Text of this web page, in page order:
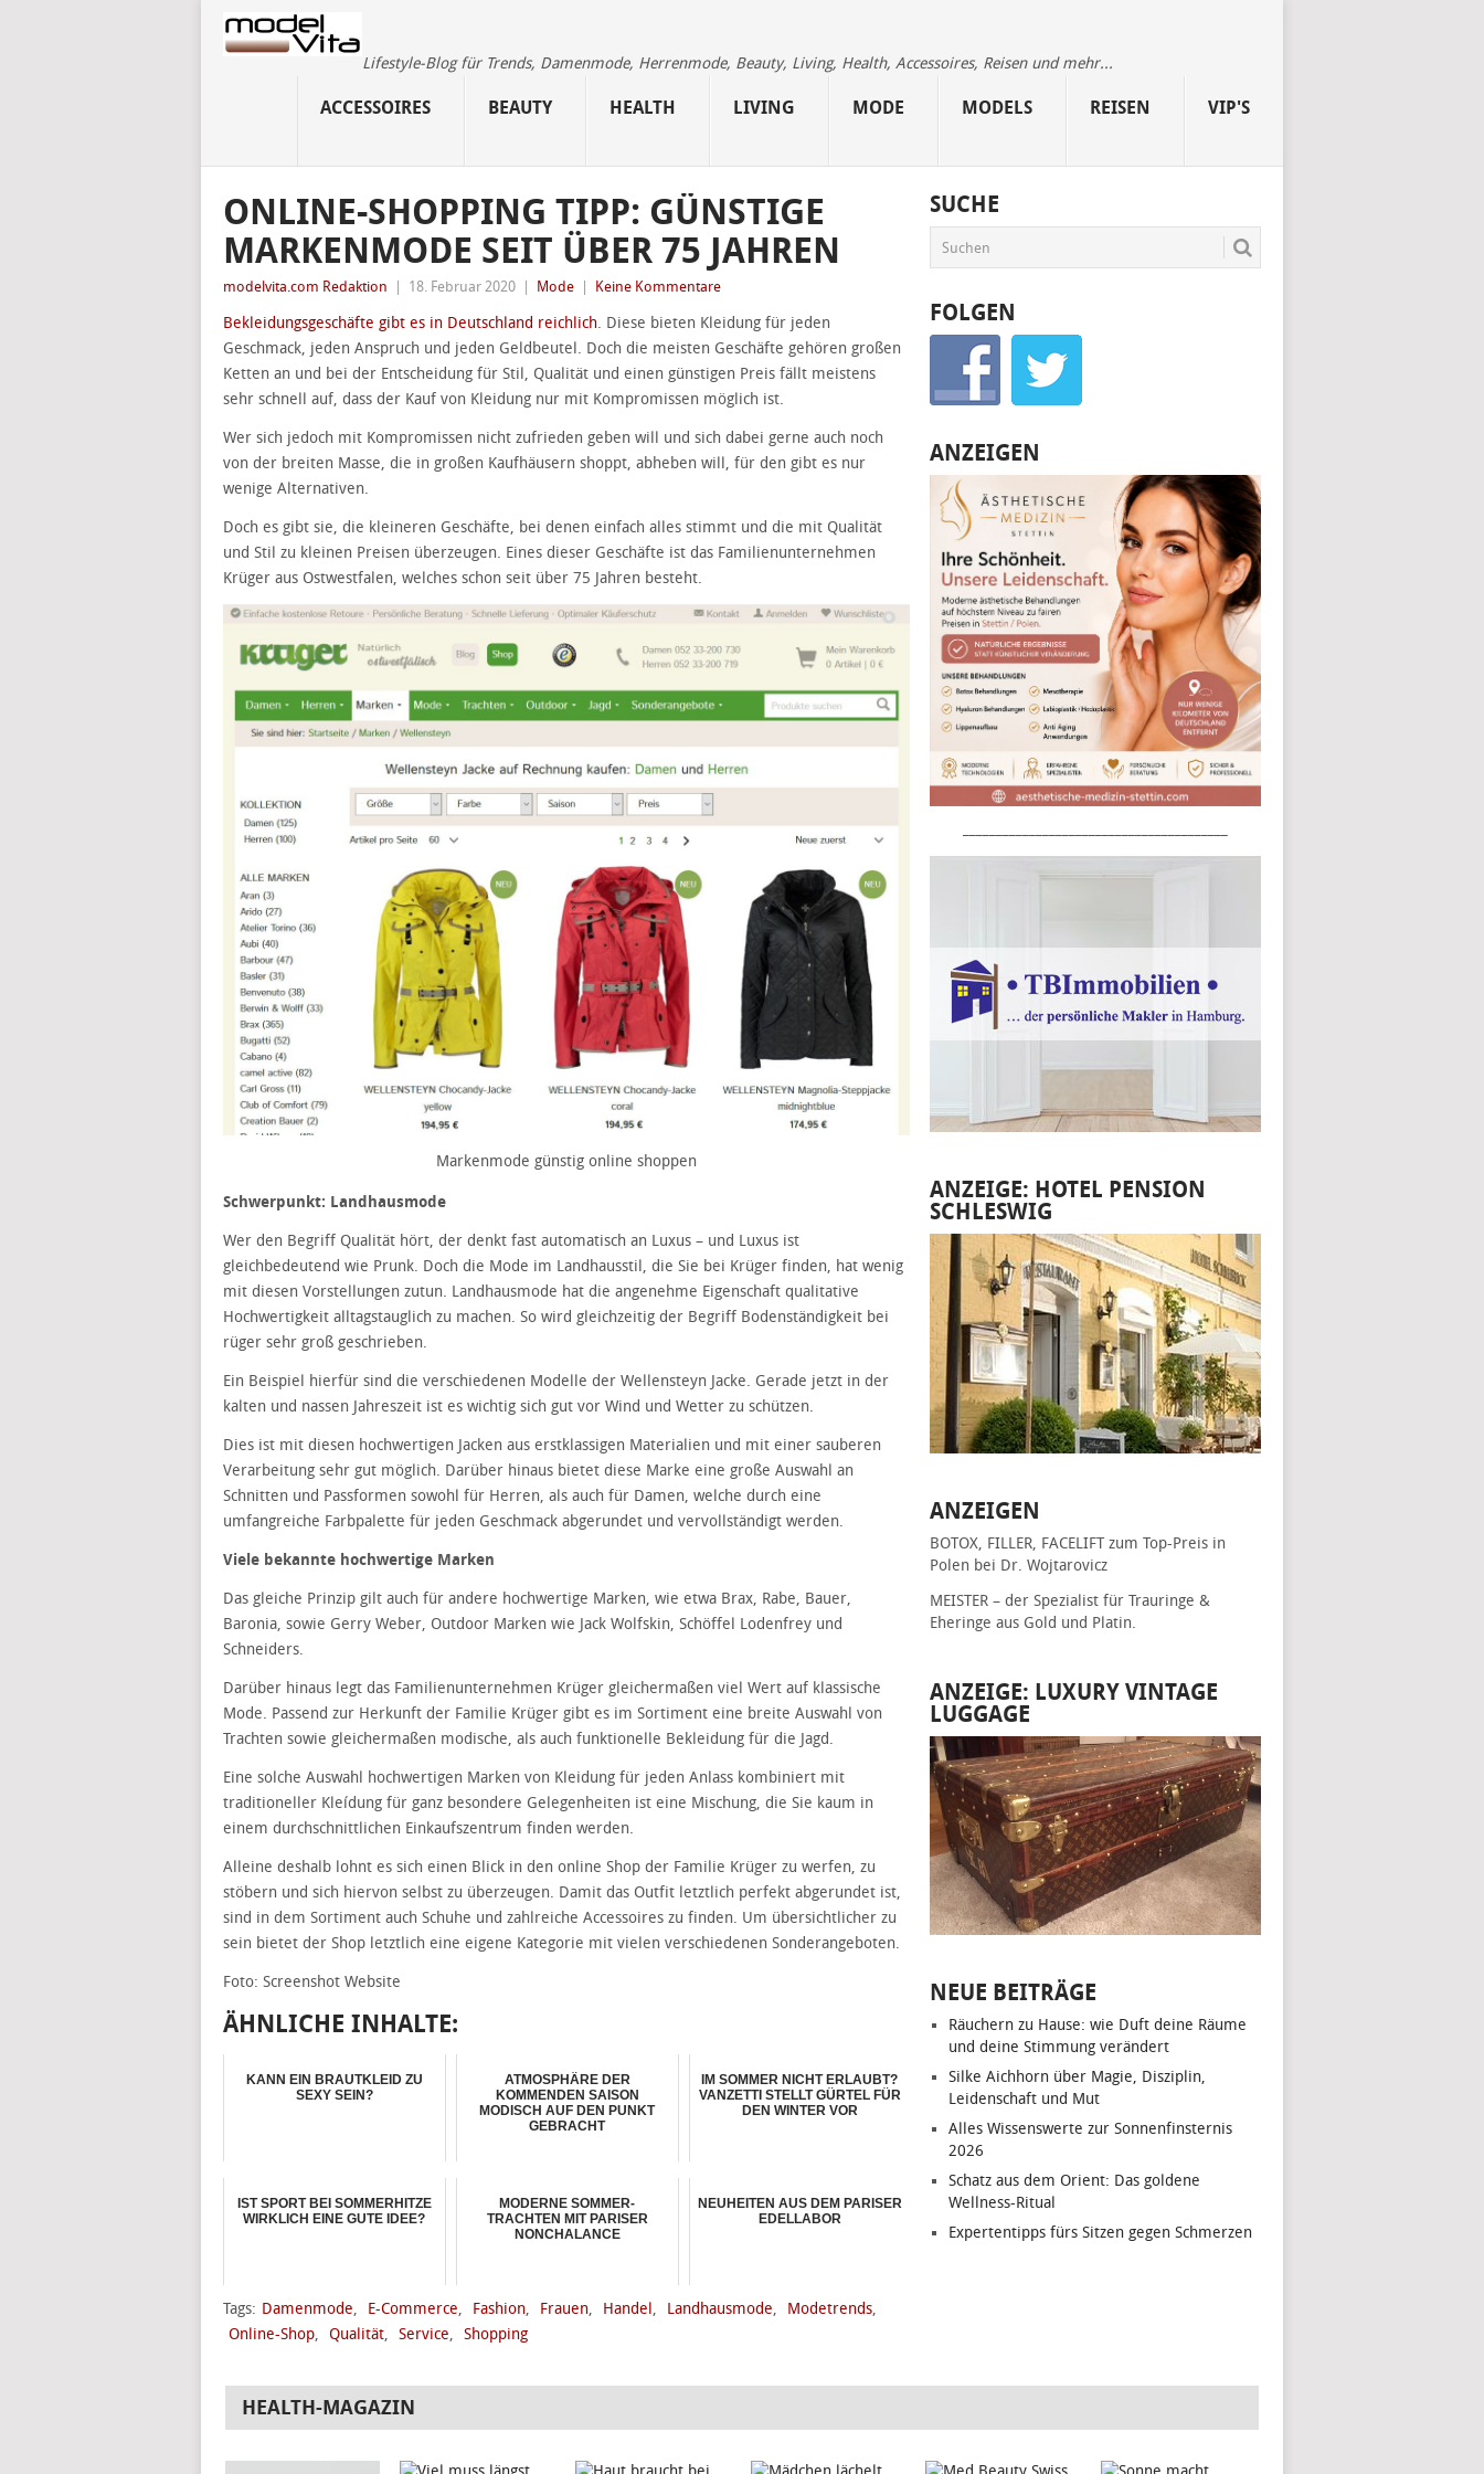
Lifestyle-Blog für Trends, Damenmode, Herrenmode, Beauty, Living, Health, Accessoires, Reisen und mehr...
ACCESSOIRES BEAUTY HEALTH LIVING MODE MODELS REISEN VIP'S
ONLINE-SHOPPING TIPP: GÜNSTIGE
MARKENMODE SEIT ÜBER 75 JAHREN
modelvita.com Redaktion 18. Februar 2020 Mode Keine Kommentare
Bekleidungsgeschäfte gibt es in Deutschland reichlich. Diese bieten Kleidung für jeden
Geschmack, jeden Anspruch und jeden Geldbeutel. Doch die meisten Geschäfte gehören großen
Ketten an und bei der Entscheidung für Stil, Qualität und einen günstigen Preis fällt meistens
sehr schnell auf, dass der Kauf von Kleidung nur mit Kompromissen möglich ist.
Wer sich jedoch mit Kompromissen nicht zufrieden geben will und sich dabei gerne auch noch
von der breiten Masse, die in großen Kaufhäusern shoppt, abheben will, für den gibt es nur
wenige Alternativen.
Doch es gibt sie, die kleineren Geschäfte, bei denen einfach alles stimmt und die mit Qualität
und Stil zu kleinen Preisen überzeugen. Eines dieser Geschäfte ist das Familienunternehmen
Krüger aus Ostwestfalen, welches schon seit über 75 Jahren besteht.
Markenmode günstig online shoppen
Schwerpunkt: Landhausmode
Wer den Begriff Qualität hört, der denkt fast automatisch an Luxus – und Luxus ist
gleichbedeutend wie Prunk. Doch die Mode im Landhausstil, die Sie bei Krüger finden, hat wenig
mit diesen Vorstellungen zutun. Landhausmode hat die angenehme Eigenschaft qualitative
Hochwertigkeit alltagstauglich zu machen. So wird gleichzeitig der Begriff Bodenständigkeit bei
rüger sehr groß geschrieben.
Ein Beispiel hierfür sind die verschiedenen Modelle der Wellensteyn Jacke. Gerade jetzt in der
kalten und nassen Jahreszeit ist es wichtig sich gut vor Wind und Wetter zu schützen.
Dies ist mit diesen hochwertigen Jacken aus erstklassigen Materialien und mit einer sauberen
Verarbeitung sehr gut möglich. Darüber hinaus bietet diese Marke eine große Auswahl an
Schnitten und Passformen sowohl für Herren, als auch für Damen, welche durch eine
umfangreiche Farbpalette für jeden Geschmack abgerundet und vervollständigt werden.
Viele bekannte hochwertige Marken
Das gleiche Prinzip gilt auch für andere hochwertige Marken, wie etwa Brax, Rabe, Bauer,
Baronia, sowie Gerry Weber, Outdoor Marken wie Jack Wolfskin, Schöffel Lodenfrey und
Schneiders.
Darüber hinaus legt das Familienunternehmen Krüger gleichermaßen viel Wert auf klassische
Mode. Passend zur Herkunft der Familie Krüger gibt es im Sortiment eine breite Auswahl von
Trachten sowie gleichermaßen modische, als auch funktionelle Bekleidung für die Jagd.
Eine solche Auswahl hochwertigen Marken von Kleidung für jeden Anlass kombiniert mit
traditioneller Kleídung für ganz besondere Gelegenheiten ist eine Mischung, die Sie kaum in
einem durchschnittlichen Einkaufszentrum finden werden.
Alleine deshalb lohnt es sich einen Blick in den online Shop der Familie Krüger zu werfen, zu
stöbern und sich hiervon selbst zu überzeugen. Damit das Outfit letztlich perfekt abgerundet ist,
sind in dem Sortiment auch Schuhe und zahlreiche Accessoires zu finden. Um übersichtlicher zu
sein bietet der Shop letztlich eine eigene Kategorie mit vielen verschiedenen Sonderangeboten.
Foto: Screenshot Website
ÄHNLICHE INHALTE:
KANN EIN BRAUTKLEID ZU
SEXY SEIN?
ATMOSPHÄRE DER
KOMMENDEN SAISON
MODISCH AUF DEN PUNKT
GEBRACHT
IM SOMMER NICHT ERLAUBT?
VANZETTI STELLT GÜRTEL FÜR
DEN WINTER VOR
IST SPORT BEI SOMMERHITZE
WIRKLICH EINE GUTE IDEE?
MODERNE SOMMER-
TRACHTEN MIT PARISER
NONCHALANCE
NEUHEITEN AUS DEM PARISER
EDELLABOR
Tags: Damenmode, E-Commerce, Fashion, Frauen, Handel, Landhausmode, Modetrends,
Online-Shop, Qualität, Service, Shopping
SUCHE
FOLGEN
ANZEIGEN
ANZEIGE: HOTEL PENSION
SCHLESWIG
ANZEIGEN
BOTOX, FILLER, FACELIFT zum Top-Preis in
Polen bei Dr. Wojtarovicz
MEISTER – der Spezialist für Trauringe &
Eheringe aus Gold und Platin.
ANZEIGE: LUXURY VINTAGE
LUGGAGE
NEUE BEITRÄGE
Räuchern zu Hause: wie Duft deine Räume
und deine Stimmung verändert
Silke Aichhorn über Magie, Disziplin,
Leidenschaft und Mut
Alles Wissenswerte zur Sonnenfinsternis
2026
Schatz aus dem Orient: Das goldene
Wellness-Ritual
Expertentipps fürs Sitzen gegen Schmerzen
HEALTH-MAGAZIN